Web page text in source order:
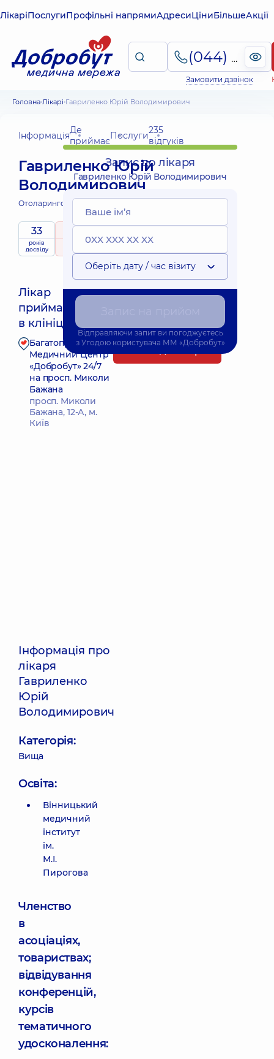
ЛікаріПослугиПрофільні напрямиАдресиЦіниБільшеАкції
(044) 495-2-888
Замовити дзвінок
Головна Лікарі Гавриленко Юрій Володимирович
ІнформаціяДе
приймаєПослуги235
відгуків
Гавриленко Юрій
Володимирович
Отоларинголог дитячий;
33
років
досвіду
рейтингна підставі
Експерт
Лікар
приймає
в клініці
Багатопрофільний
Медичний Центр
«Добробут» 24/7
на просп. Миколи
Бажана
просп. Миколи
Бажана, 12-А, м.
Київ
Запис до лікаря
Інформація про
лікаря
Гавриленко
Юрій
Володимирович
Категорія:
Вища
Освіта:
Вінницький
медичний
інститут
ім.
М.І.
Пирогова
Членство
в
асоціаціях,
товариствах;
відвідування
конференцій,
курсів
тематичного
удосконалення:
Запис до лікаря
Гавриленко Юрій Володимирович
Оберіть дату / час візиту
Відправляючи запит ви погоджуєтесь
з Угодою користувача ММ «Добробут»